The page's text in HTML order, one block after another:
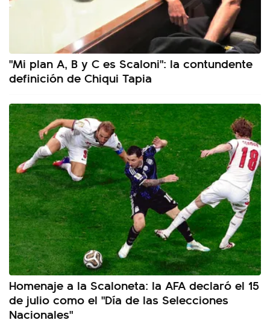
"Mi plan A, B y C es Scaloni": la contundente
definición de Chiqui Tapia
Homenaje a la Scaloneta: la AFA declaró el 15
de julio como el "Día de las Selecciones
Nacionales"